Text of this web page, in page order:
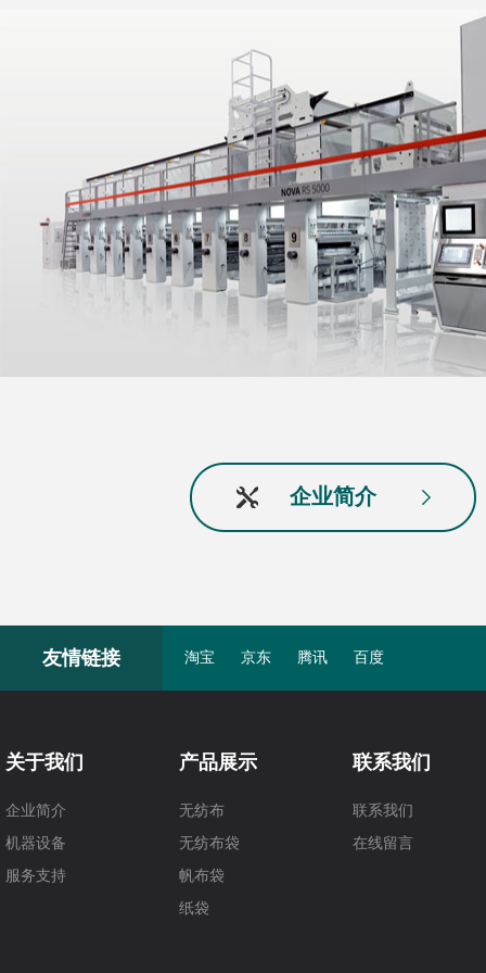
企业简介
友情链接 淘宝 京东 腾讯 百度
关于我们
企业简介
机器设备
服务支持
产品展示
无纺布
无纺布袋
帆布袋
纸袋
联系我们
联系我们
在线留言